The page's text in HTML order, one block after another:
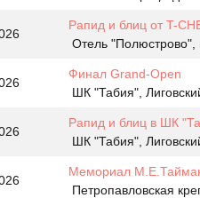
Рапид и блиц от T-
Отель "Полюстрово",
Финал Grand-Open
ШК "Табия",
Рапид и блиц в ШК
ШК "Табия",
Мемориал
Петропавловская